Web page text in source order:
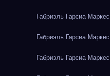
Габриэль Гарсиа
Габриэль Гарсиа
Габриэль Гарсиа